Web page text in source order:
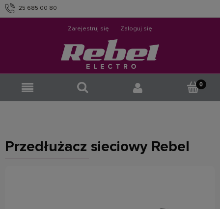
25 685 00 80
info@rebelelectro.com
Zarejestruj się Zaloguj się
Przedłużacz sieciowy Rebel